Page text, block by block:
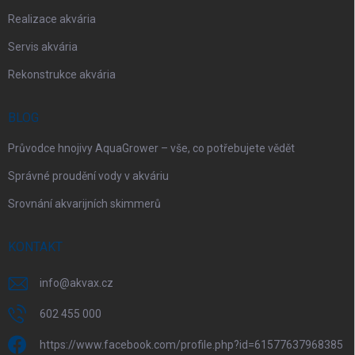
Realizace akvária
Servis akvária
Rekonstrukce akvária
BLOG
Průvodce hnojivy AquaGrower – vše, co potřebujete vědět
Správné proudění vody v akváriu
Srovnání akvarijních skimmerů
KONTAKT
info@akvax.cz
602 455 000
https://www.facebook.com/profile.php?id=61577637968385